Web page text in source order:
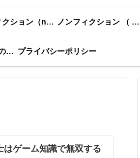
ノンフィクション（nonfiction）更新順 ノンフィクション （ nonfiction ） あいうえお順
ライトノベル・漫画の感想・ネタバレまとめ｜こもの読書感想 プライバシーポリシー
ゲーム知識で無双する